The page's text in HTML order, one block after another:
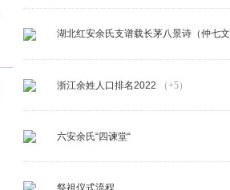
湖北红安余氏支谱载长茅八景诗（仲七
浙江余姓人口排名2022 （+5）
六安余氏“四谏堂“
祭祖仪式流程